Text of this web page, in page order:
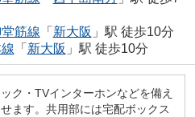
筋線 「 新大阪 」駅 徒歩10分
「 新大阪 」駅 徒歩10分
ク・TVインターホンなどを備え
ます。共用部には宅配ボックス